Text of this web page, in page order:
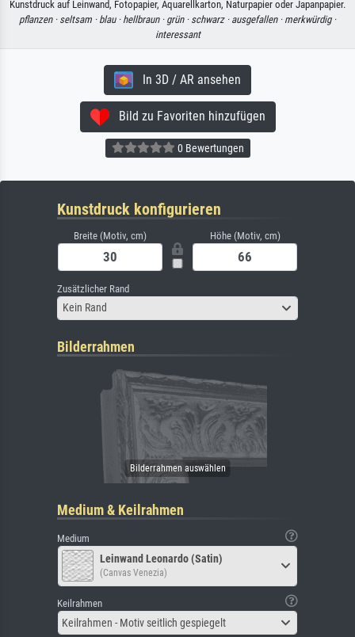
Kunstdruck auf Leinwand, Fotopapier, Aquarellkarton, Naturpapier oder Japanpapier.
pflanzen · seltsam · blau · hellbraun · grün · schwarz · ausgefallen · merkwürdig ·
interessant
In 3D / AR ansehen
Bild zu Favoriten hinzufügen
0 Bewertungen
Kunstdruck konfigurieren
Breite (Motiv, cm) Höhe (Motiv, cm)
Zusätzlicher Rand
Kein Rand
Bilderrahmen
Medium & Keilrahmen
Medium
Leinwand Leonardo (Satin)
(Canvas Venezia)
Keilrahmen
Keilrahmen - Motiv seitlich gespiegelt